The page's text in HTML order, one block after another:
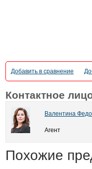
Добавить в сравнение
Контактное
Валентина
Агент
Похожие